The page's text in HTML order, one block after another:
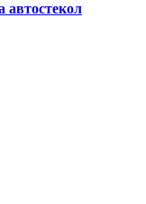
автостекол